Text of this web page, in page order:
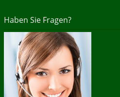
Haben Sie Fragen?